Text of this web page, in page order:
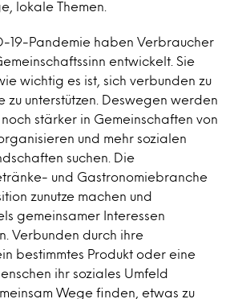
lokale Themen.
19-Pandemie haben Verbraucher
entwickelt. Sie
wichtig es ist, sich verbunden zu
zu unterstützen. Deswegen werden
noch stärker in Gemeinschaften von
und mehr sozialen
suchen. Die
und Gastronomiebranche
zunutze machen und
gemeinsamer Interessen
Verbunden durch ihre
bestimmtes Produkt oder eine
ihr soziales Umfeld
Wege finden, etwas zu